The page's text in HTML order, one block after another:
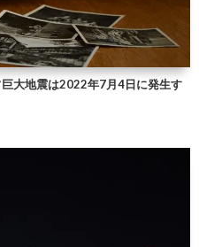
大地震は2022年7月4日に発生す